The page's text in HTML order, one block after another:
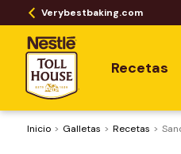
Verybestbaking.com
Recetas
Inicio Galletas Recetas